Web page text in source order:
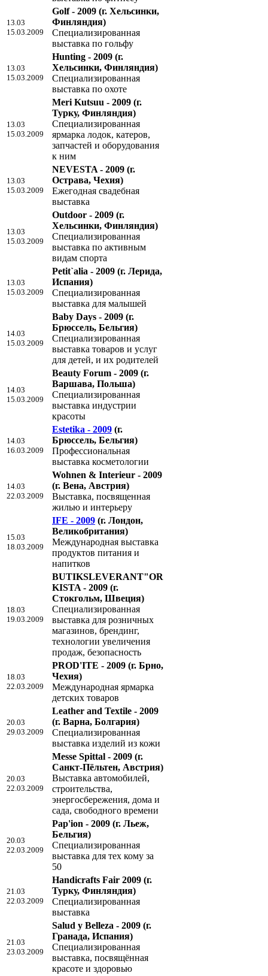
13.03
15.03.2009
Golf - 2009 (г. Хельсинки,
Финляндия)
Специализированная
выставка по гольфу
13.03
15.03.2009
Hunting - 2009 (г.
Хельсинки, Финляндия)
Специализированная
выставка по охоте
13.03
15.03.2009
Meri Kutsuu - 2009 (г.
Турку, Финляндия)
Специализированная
ярмарка лодок, катеров,
запчастей и оборудования
к ним
13.03
15.03.2009
NEVESTA - 2009 (г.
Острава, Чехия)
Ежегодная свадебная
выставка
13.03
15.03.2009
Outdoor - 2009 (г.
Хельсинки, Финляндия)
Специализированная
выставка по активным
видам спорта
13.03
15.03.2009
Petit`alia - 2009 (г. Лерида,
Испания)
Специализированная
выставка для малышей
14.03
15.03.2009
Baby Days - 2009 (г.
Брюссель, Бельгия)
Специализированная
выставка товаров и услуг
для детей, и их родителей
14.03
15.03.2009
Beauty Forum - 2009 (г.
Варшава, Польша)
Специализированная
выставка индустрии
красоты
14.03
16.03.2009
Estetika - 2009 (г.
Брюссель, Бельгия)
Профессиональная
выставка косметологии
14.03
22.03.2009
Wohnen & Interieur - 2009
(г. Вена, Австрия)
Выставка, посвященная
жилью и интерьеру
15.03
18.03.2009
IFE - 2009 (г. Лондон,
Великобритания)
Международная выставкa
продуктов питания и
напитков
18.03
19.03.2009
BUTIKSLEVERANT"OR
KISTA - 2009 (г.
Стокгольм, Швеция)
Специализированная
выставка для розничных
магазинов, брендинг,
технологии увеличения
продаж, безопасность
18.03
22.03.2009
PROD'ITE - 2009 (г. Брно,
Чехия)
Международная ярмарка
детских товаров
20.03
29.03.2009
Leather and Textile - 2009
(г. Варна, Болгария)
Специализированная
выставка изделий из кожи
20.03
22.03.2009
Messe Spittal - 2009 (г.
Санкт-Пёльтен, Австрия)
Выставка автомобилей,
строительства,
энергосбережения, дома и
сада, свободного времени
20.03
22.03.2009
Pap'ion - 2009 (г. Льеж,
Бельгия)
Специализированная
выставка для тех кому за
50
21.03
22.03.2009
Handicrafts Fair 2009 (г.
Турку, Финляндия)
Специализированная
выставка
21.03
23.03.2009
Salud y Belleza - 2009 (г.
Гранада, Испания)
Специализированная
выставка, посвящённая
красоте и здоровью